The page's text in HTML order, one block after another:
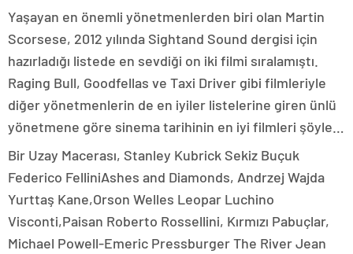
Yaşayan en önemli yönetmenlerden biri olan Martin
Scorsese, 2012 yılında Sightand Sound dergisi için
hazırladığı listede en sevdiği on iki filmi sıralamıştı.
Raging Bull, Goodfellas ve Taxi Driver gibi filmleriyle
diğer yönetmenlerin de en iyiler listelerine giren ünlü
yönetmene göre sinema tarihinin en iyi filmleri şöyle…
Bir Uzay Macerası, Stanley Kubrick Sekiz Buçuk
Federico FelliniAshes and Diamonds, Andrzej Wajda
Yurttaş Kane,Orson Welles Leopar Luchino
Visconti,Paisan Roberto Rossellini, Kırmızı Pabuçlar,
Michael Powell-Emeric Pressburger The River Jean